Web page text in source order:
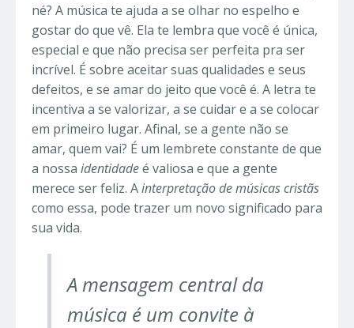
né? A música te ajuda a se olhar no espelho e
gostar do que vê. Ela te lembra que você é única,
especial e que não precisa ser perfeita pra ser
incrível. É sobre aceitar suas qualidades e seus
defeitos, e se amar do jeito que você é. A letra te
incentiva a se valorizar, a se cuidar e a se colocar
em primeiro lugar. Afinal, se a gente não se
amar, quem vai? É um lembrete constante de que
a nossa identidadeé valiosa e que a gente
merece ser feliz. Ainterpretação de músicas cristãs
como essa, pode trazer um novo significado para
sua vida.
A mensagem central da
música é um convite à